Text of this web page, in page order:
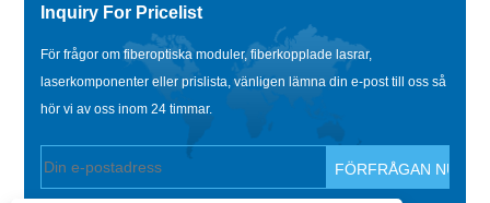
Inquiry For Pricelist
För frågor om fiberoptiska moduler, fiberkopplade lasrar,
laserkomponenter eller prislista, vänligen lämna din e-post till oss så
hör vi av oss inom 24 timmar.